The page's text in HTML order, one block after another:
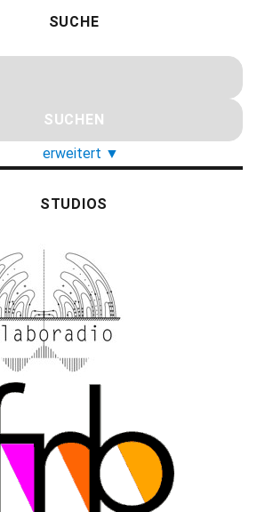
SUCHE
erweitert ▼
STUDIOS